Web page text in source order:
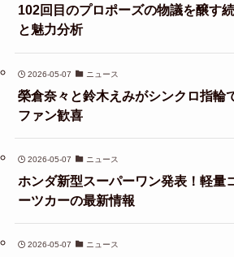
102回目のプロポーズの物議を醸す
と魅力分析
2026-05-07 ニュース
榮倉奈々と鈴木えみがシンクロ指輪
ファン歓喜
2026-05-07 ニュース
ホンダ新型スーパーワン発表！軽量
ーツカーの最新情報
2026-05-07 ニュース